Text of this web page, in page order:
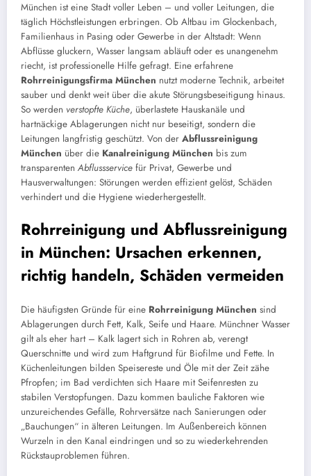
München ist eine Stadt voller Leben – und voller Leitungen, die
täglich Höchstleistungen erbringen. Ob Altbau im Glockenbach,
Familienhaus in Pasing oder Gewerbe in der Altstadt: Wenn
Abflüsse gluckern, Wasser langsam abläuft oder es unangenehm
riecht, ist professionelle Hilfe gefragt. Eine erfahrene
Rohrreinigungsfirma München nutzt moderne Technik, arbeitet
sauber und denkt weit über die akute Störungsbeseitigung hinaus.
So werden verstopfte Küche, überlastete Hauskanäle und
hartnäckige Ablagerungen nicht nur beseitigt, sondern die
Leitungen langfristig geschützt. Von der Abflussreinigung
München über die Kanalreinigung München bis zum
transparenten Abflussservice für Privat, Gewerbe und
Hausverwaltungen: Störungen werden effizient gelöst, Schäden
verhindert und die Hygiene wiederhergestellt.
Rohrreinigung und Abflussreinigung
in München: Ursachen erkennen,
richtig handeln, Schäden vermeiden
Die häufigsten Gründe für eine Rohrreinigung München sind
Ablagerungen durch Fett, Kalk, Seife und Haare. Münchner Wasser
gilt als eher hart – Kalk lagert sich in Rohren ab, verengt
Querschnitte und wird zum Haftgrund für Biofilme und Fette. In
Küchenleitungen bilden Speisereste und Öle mit der Zeit zähe
Pfropfen; im Bad verdichten sich Haare mit Seifenresten zu
stabilen Verstopfungen. Dazu kommen bauliche Faktoren wie
unzureichendes Gefälle, Rohrversätze nach Sanierungen oder
„Bauchungen“ in älteren Leitungen. Im Außenbereich können
Wurzeln in den Kanal eindringen und so zu wiederkehrenden
Rückstauproblemen führen.